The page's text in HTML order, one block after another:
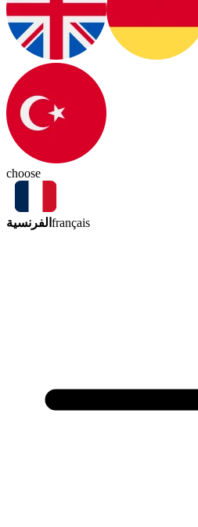
choose
الفرنسية français